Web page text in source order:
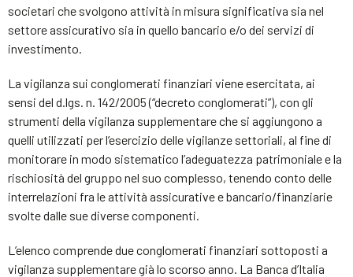
societari che svolgono attività in misura significativa sia nel
settore assicurativo sia in quello bancario e/o dei servizi di
investimento.
La vigilanza sui conglomerati finanziari viene esercitata, ai
sensi del d.lgs. n. 142/2005 (“decreto conglomerati”), con gli
strumenti della vigilanza supplementare che si aggiungono a
quelli utilizzati per l’esercizio delle vigilanze settoriali, al fine di
monitorare in modo sistematico l’adeguatezza patrimoniale e la
rischiosità del gruppo nel suo complesso, tenendo conto delle
interrelazioni fra le attività assicurative e bancario/finanziarie
svolte dalle sue diverse componenti.
L’elenco comprende due conglomerati finanziari sottoposti a
vigilanza supplementare già lo scorso anno. La Banca d’Italia